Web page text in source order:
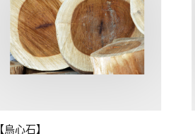
【烏心石】